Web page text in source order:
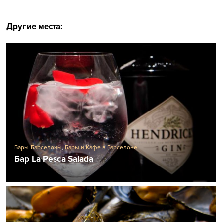
Другие места:
Бары Барселоны, Бары и Кафе в Барселоне
Бар La Pesca Salada